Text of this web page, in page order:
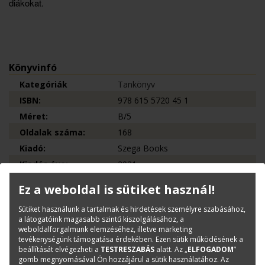
diákokat.
Könyvinfó
Kategóriák
Tankönyv
ISBN:
978 615 5720 45 1
Méret:
B/5
Oldalak száma:
168
Kiadó:
Szega Books
Kiadás éve:
2021
Kötészet:
kartonált, ragasztókötött
Kérdése van?
Ez a weboldal is sütiket használ!
Sütiket használunk a tartalmak és hirdetések személyre szabásához,
a látogatóink magasabb szintű kiszolgálásához, a
weboldalforgalmunk elemzéséhez, illetve marketing
tevékenységünk támogatása érdekében. Ezen sütik működésének a
beállítását elvégezheti a TESTRESZABÁS alatt. Az „ELFOGADOM”
gomb megnyomásával Ön hozzájárul a sütik használatához. Az